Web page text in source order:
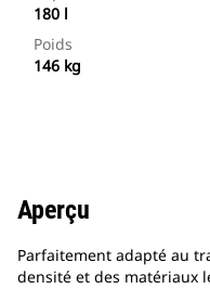
180 l
Poids
146 kg
Aperçu
Parfaitement adapté au
densité et des matériaux